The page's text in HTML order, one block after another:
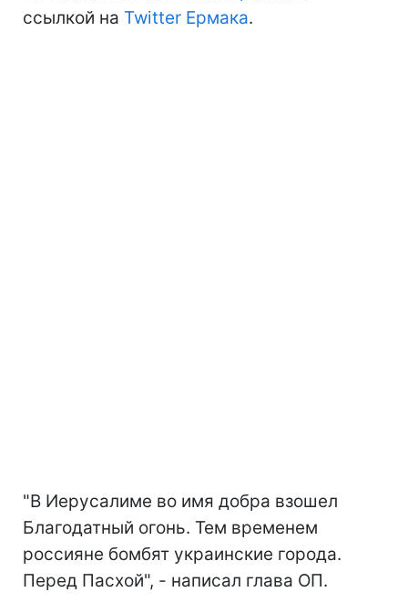
ссылкой на Twitter Ермака.
"В Иерусалиме во имя добра взошел
Благодатный огонь. Тем временем
россияне бомбят украинские города.
Перед Пасхой", - написал глава ОП.